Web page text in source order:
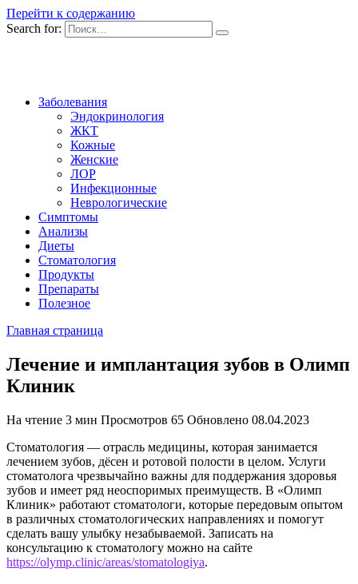
Перейти к содержанию
Search for:
Заболевания
Эндокринология
ЖКТ
Кожные
Женские
ЛОР
Инфекционные
Неврологические
Симптомы
Анализы
Диеты
Стоматология
Продукты
Препараты
Полезное
Главная страница
Лечение и имплантация зубов в Олимп
Клиник
На чтение 3 мин Просмотров 65 Обновлено 08.04.2023
Стоматология — отрасль медицины, которая занимается
лечением зубов, дёсен и ротовой полости в целом. Услуги
стоматолога чрезвычайно важны для поддержания здоровья
зубов и имеет ряд неоспоримых преимуществ. В «Олимп
Клиник» работают стоматологи, которые передовым опытом
в различных стоматологических направлениях и помогут
сделать вашу улыбку незабываемой. Записать на
консультацию к стоматологу можно на сайте
https://olymp.clinic/areas/stomatologiya.